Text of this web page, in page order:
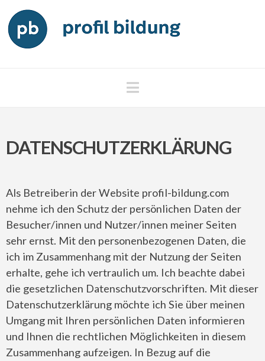
Navigation
DATENSCHUTZERKLÄRUNG
Als Betreiberin der Website profil-bildung.com
nehme ich den Schutz der persönlichen Daten der
Besucher/innen und Nutzer/innen meiner Seiten
sehr ernst. Mit den personenbezogenen Daten, die
ich im Zusammenhang mit der Nutzung der Seiten
erhalte, gehe ich vertraulich um. Ich beachte dabei
die gesetzlichen Datenschutzvorschriften. Mit dieser
Datenschutzerklärung möchte ich Sie über meinen
Umgang mit Ihren persönlichen Daten informieren
und Ihnen die rechtlichen Möglichkeiten in diesem
Zusammenhang aufzeigen. In Bezug auf die